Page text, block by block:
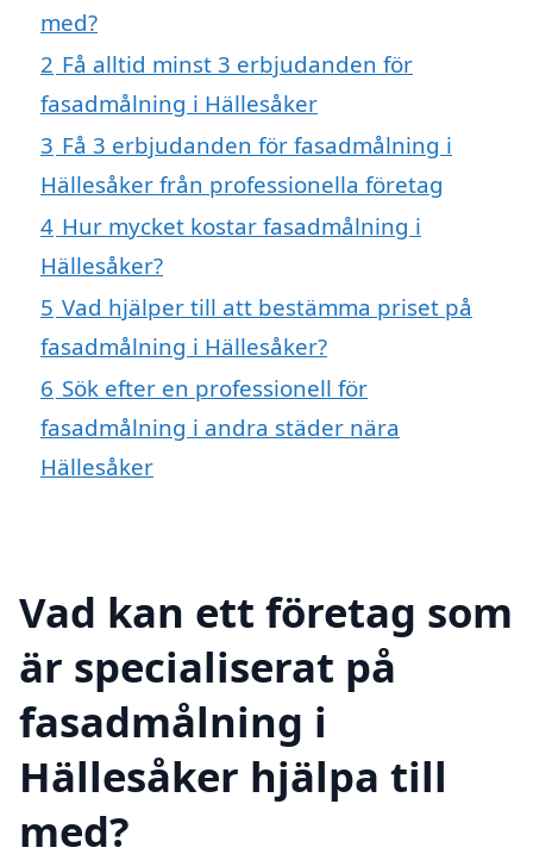
med?
2 Få alltid minst 3 erbjudanden för
fasadmålning i Hällesåker
3 Få 3 erbjudanden för fasadmålning i
Hällesåker från professionella företag
4 Hur mycket kostar fasadmålning i
Hällesåker?
5 Vad hjälper till att bestämma priset på
fasadmålning i Hällesåker?
6 Sök efter en professionell för
fasadmålning i andra städer nära
Hällesåker
Vad kan ett företag som
är specialiserat på
fasadmålning i
Hällesåker hjälpa till
med?